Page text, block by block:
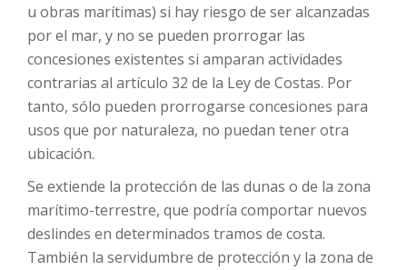
u obras marítimas) si hay riesgo de ser alcanzadas
por el mar, y no se pueden prorrogar las
concesiones existentes si amparan actividades
contrarias al artículo 32 de la Ley de Costas. Por
tanto, sólo pueden prorrogarse concesiones para
usos que por naturaleza, no puedan tener otra
ubicación.
Se extiende la protección de las dunas o de la zona
marítimo-terrestre, que podría comportar nuevos
deslindes en determinados tramos de costa.
También la servidumbre de protección y la zona de